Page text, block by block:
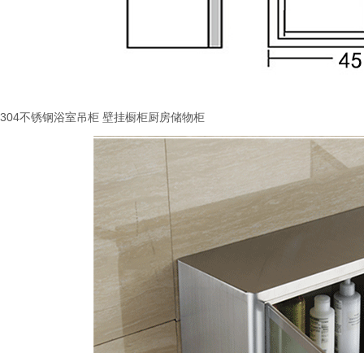
304不锈钢浴室吊柜 壁挂橱柜厨房储物柜